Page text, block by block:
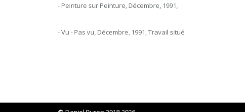
- Peinture sur Peinture, Décembre, 1991,
- Vu - Pas vu, Décembre, 1991, Travail situé